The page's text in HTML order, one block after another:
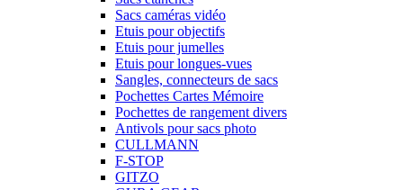
Sacs caméras vidéo
Etuis pour objectifs
Etuis pour jumelles
Etuis pour longues-vues
Sangles, connecteurs de sacs
Pochettes Cartes Mémoire
Pochettes de rangement divers
Antivols pour sacs photo
CULLMANN
F-STOP
GITZO